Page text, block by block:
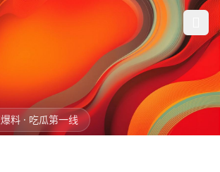
料 · 吃瓜第一线